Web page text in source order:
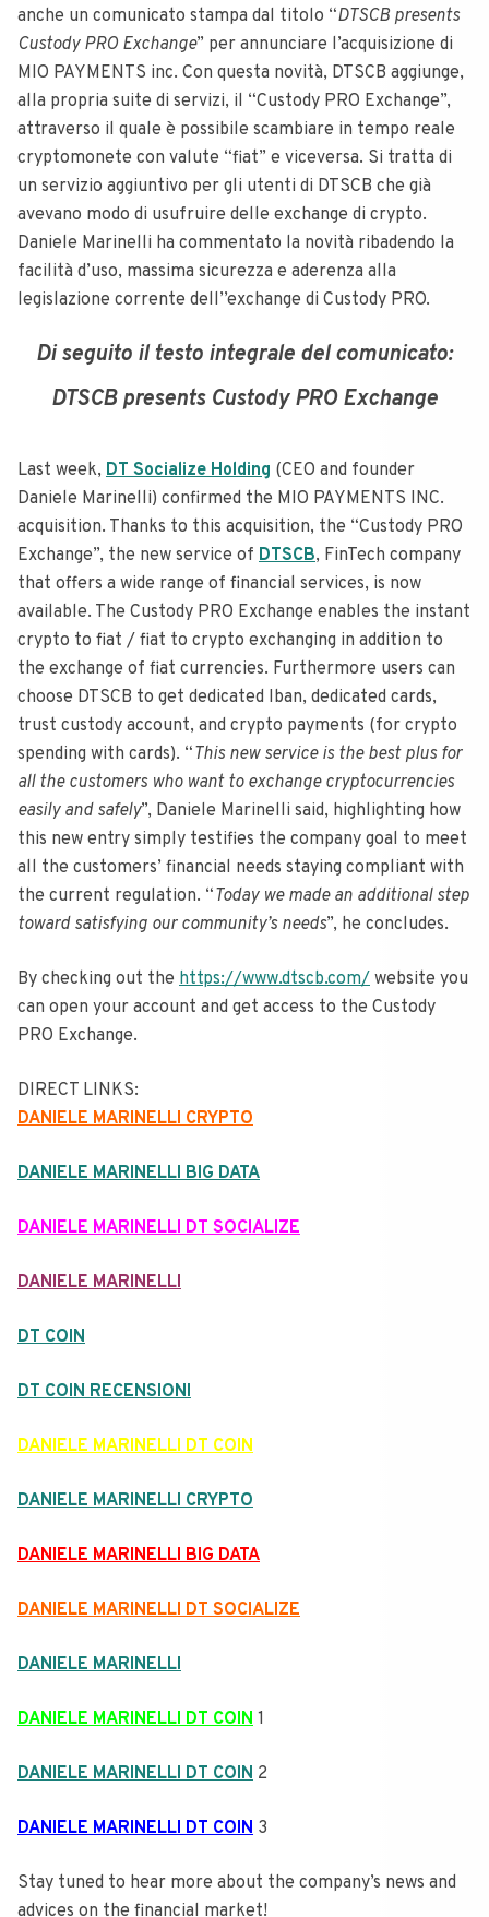
anche un comunicato stampa dal titolo “DTSCB presents
Custody PRO Exchange” per annunciare l’acquisizione di
MIO PAYMENTS inc. Con questa novità, DTSCB aggiunge,
alla propria suite di servizi, il “Custody PRO Exchange”,
attraverso il quale è possibile scambiare in tempo reale
cryptomonete con valute “fiat” e viceversa. Si tratta di
un servizio aggiuntivo per gli utenti di DTSCB che già
avevano modo di usufruire delle exchange di crypto.
Daniele Marinelli ha commentato la novità ribadendo la
facilità d’uso, massima sicurezza e aderenza alla
legislazione corrente dell’’exchange di Custody PRO.
Di seguito il testo integrale del comunicato:
DTSCB presents Custody PRO Exchange
Last week, DT Socialize Holding (CEO and founder
Daniele Marinelli) confirmed the MIO PAYMENTS INC.
acquisition. Thanks to this acquisition, the “Custody PRO
Exchange”, the new service of DTSCB, FinTech company
that offers a wide range of financial services, is now
available. The Custody PRO Exchange enables the instant
crypto to fiat / fiat to crypto exchanging in addition to
the exchange of fiat currencies. Furthermore users can
choose DTSCB to get dedicated Iban, dedicated cards,
trust custody account, and crypto payments (for crypto
spending with cards). “This new service is the best plus for
all the customers who want to exchange cryptocurrencies
easily and safely”, Daniele Marinelli said, highlighting how
this new entry simply testifies the company goal to meet
all the customers’ financial needs staying compliant with
the current regulation. “Today we made an additional step
toward satisfying our community’s needs”, he concludes.
By checking out the https://www.dtscb.com/ website you
can open your account and get access to the Custody
PRO Exchange.
DIRECT LINKS:
DANIELE MARINELLI CRYPTO
DANIELE MARINELLI BIG DATA
DANIELE MARINELLI DT SOCIALIZE
DANIELE MARINELLI
DT COIN
DT COIN RECENSIONI
DANIELE MARINELLI DT COIN
DANIELE MARINELLI CRYPTO
DANIELE MARINELLI BIG DATA
DANIELE MARINELLI DT SOCIALIZE
DANIELE MARINELLI
DANIELE MARINELLI DT COIN 1
DANIELE MARINELLI DT COIN 2
DANIELE MARINELLI DT COIN 3
Stay tuned to hear more about the company’s news and
advices on the financial market!